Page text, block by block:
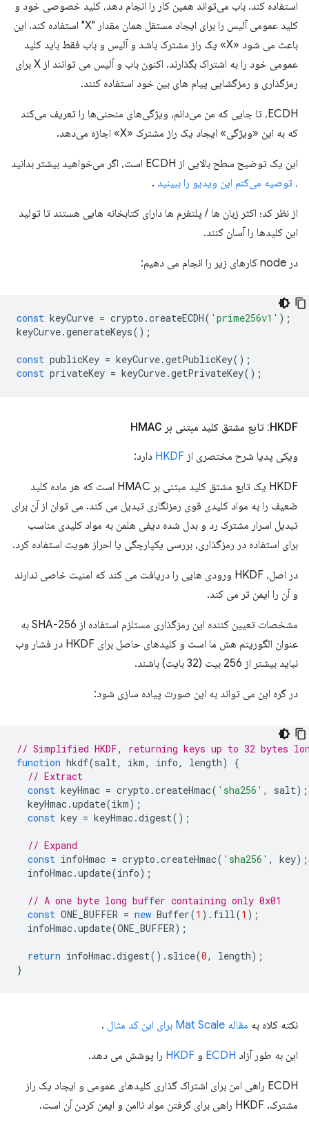
استفاده کند. باب می‌تواند همین کار را انجام دهد، کلید خصوصی خود و
کلید عمومی آلیس را برای ایجاد مستقل همان مقدار "X" استفاده کند. این
باعث می شود «X» یک راز مشترک باشد و آلیس و باب فقط باید کلید
عمومی خود را به اشتراک بگذارند. اکنون باب و آلیس می توانند از X برای
رمزگذاری و رمزگشایی پیام های بین خود استفاده کنند.
ECDH، تا جایی که من می‌دانم، ویژگی‌های منحنی‌ها را تعریف می‌کند
که به این «ویژگی» ایجاد یک راز مشترک «X» اجازه می‌دهد.
این یک توضیح سطح بالایی از ECDH است، اگر می‌خواهید بیشتر بدانید
، توصیه می‌کنم این ویدیو را ببینید .
از نظر کد؛ اکثر زبان ها / پلتفرم ها دارای کتابخانه هایی هستند تا تولید
این کلیدها را آسان کنند.
در node کارهای زیر را انجام می دهیم:
const keyCurve = crypto .createECDH( 'prime256v1' );
keyCurve.generateKeys();
const publicKey = keyCurve.getPublicKey();
const privateKey = keyCurve.getPrivateKey();
HKDF: تابع مشتق کلید مبتنی بر HMAC
ویکی پدیا شرح مختصری از HKDF دارد:
HKDF یک تابع مشتق کلید مبتنی بر HMAC است که هر ماده کلید
ضعیف را به مواد کلیدی قوی رمزنگاری تبدیل می کند. می توان از آن برای
تبدیل اسرار مشترک رد و بدل شده دیفی هلمن به مواد کلیدی مناسب
برای استفاده در رمزگذاری، بررسی یکپارچگی یا احراز هویت استفاده کرد.
در اصل، HKDF ورودی هایی را دریافت می کند که امنیت خاصی ندارند
و آن را ایمن تر می کند.
مشخصات تعیین کننده این رمزگذاری مستلزم استفاده از SHA-256 به
عنوان الگوریتم هش ما است و کلیدهای حاصل برای HKDF در فشار وب
نباید بیشتر از 256 بیت (32 بایت) باشند.
در گره این می تواند به این صورت پیاده سازی شود:
// Simplified HKDF, returning keys up to 32 bytes
function hkdf(salt, ikm, info, length)
{
// Extract
const keyHmac = crypto .createHmac( 'sha256' , salt);
keyHmac.update(ikm);
const key = keyHmac.digest();
// Expand
const infoHmac = crypto .createHmac( 'sha256' , key);
infoHmac.update(info);
// A one byte long buffer containing only 0x01
const ONE_BUFFER = new Buffer(1 ). fill(1 );
infoHmac.update(ONE_BUFFER);
return infoHmac.digest(). slice(0, length);
}
نکته کلاه به مقاله Mat Scale برای این کد مثال .
این به طور آزاد ECDH و HKDF را پوشش می دهد.
ECDH راهی امن برای اشتراک گذاری کلیدهای عمومی و ایجاد یک راز
مشترک. HKDF راهی برای گرفتن مواد ناامن و ایمن کردن آن است.